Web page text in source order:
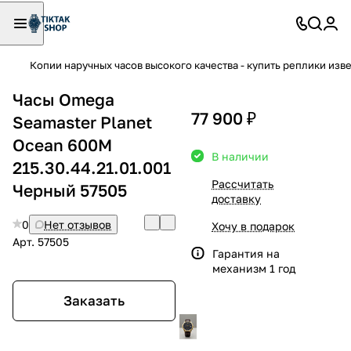
Копии наручных часов высокого качества - купить реплики
Часы Omega
Seamaster Planet
Ocean 600M
215.30.44.21.01.001
Черный 57505
0
Нет отзывов
Арт. 57505
Заказать
77 900 ₽
В наличии
Рассчитать
доставку
Хочу в подарок
Гарантия на
механизм 1 год